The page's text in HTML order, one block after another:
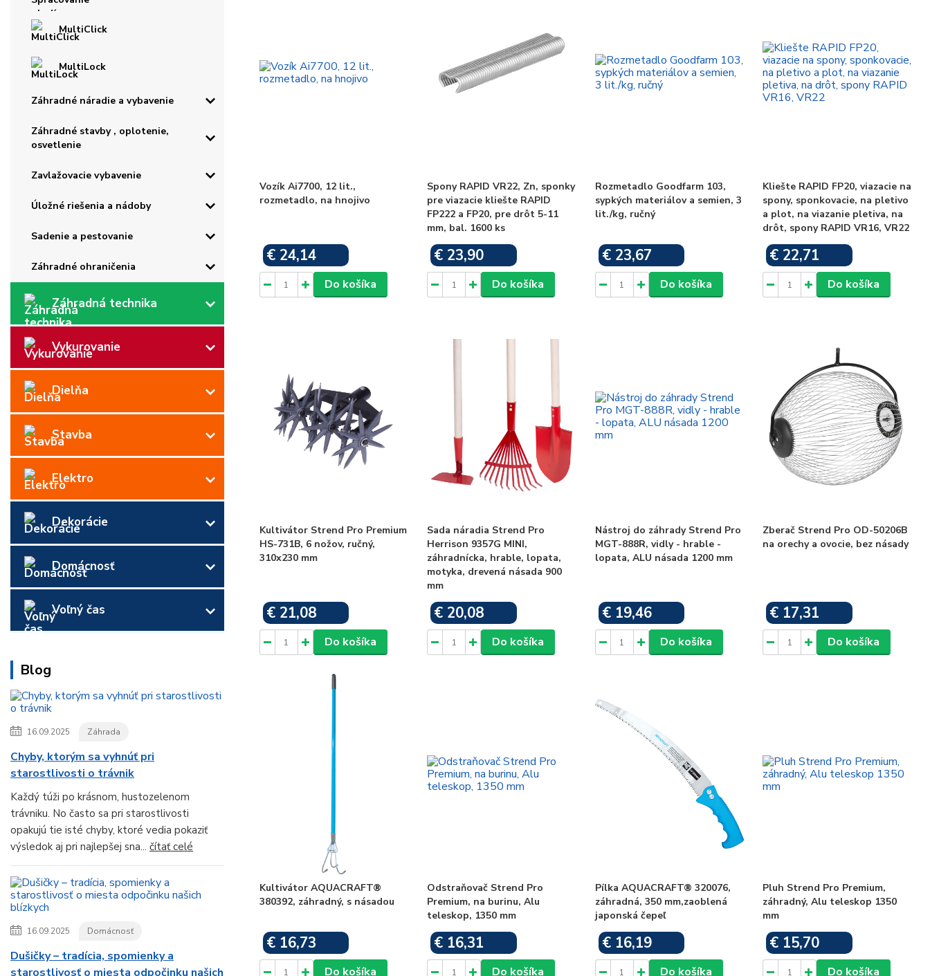
MultiClick
MultiLock
Záhradné náradie a vybavenie
Záhradné stavby , oplotenie,
osvetlenie
Zavlažovacie vybavenie
Úložné riešenia a nádoby
Sadenie a pestovanie
Záhradné ohraničenia
Záhradná technika
Vykurovanie
Dielňa
Stavba
Elektro
Dekorácie
Domácnosť
Voľný čas
Blog
16.09.2025 Záhrada
Chyby, ktorým sa vyhnúť pri
starostlivosti o trávnik
Každý túži po krásnom, hustozelenom
trávniku. No často sa pri starostlivosti
opakujú tie isté chyby, ktoré vedia pokaziť
výsledok aj pri najlepšej sna... čítať celé
16.09.2025 Domácnosť
Dušičky – tradícia, spomienky a
starostlivosť o miesta odpočinku našich
Vozík Ai7700, 12 lit.,
rozmetadlo, na hnojivo
€ 24,14
Do košíka
Spony RAPID VR22, Zn, sponky
pre viazacie kliešte RAPID
FP222 a FP20, pre drôt 5-11
mm, bal. 1600 ks
€ 23,90
Do košíka
Rozmetadlo Goodfarm 103,
sypkých materiálov a semien, 3
lit./kg, ručný
€ 23,67
Do košíka
Kliešte RAPID FP20, viazacie na
spony, sponkovacie, na pletivo
a plot, na viazanie pletiva, na
drôt, spony RAPID VR16, VR22
€ 22,71
Do košíka
Kultivátor Strend Pro Premium
HS-731B, 6 nožov, ručný,
310x230 mm
€ 21,08
Do košíka
Sada náradia Strend Pro
Herrison 9357G MINI,
záhradnícka, hrable, lopata,
motyka, drevená násada 900
mm
€ 20,08
Do košíka
Nástroj do záhrady Strend Pro
MGT-888R, vidly - hrable -
lopata, ALU násada 1200 mm
€ 19,46
Do košíka
Zberač Strend Pro OD-50206B
na orechy a ovocie, bez násady
€ 17,31
Do košíka
Kultivátor AQUACRAFT®
380392, záhradný, s násadou
€ 16,73
Do košíka
Odstraňovač Strend Pro
Premium, na burinu, Alu
teleskop, 1350 mm
€ 16,31
Do košíka
Pílka AQUACRAFT® 320076,
záhradná, 350 mm,zaoblená
japonská čepeľ
€ 16,19
Do košíka
Pluh Strend Pro Premium,
záhradný, Alu teleskop 1350
mm
€ 15,70
Do košíka